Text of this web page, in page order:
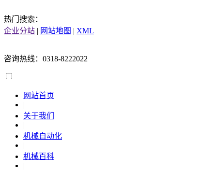
热门搜索：
企业分站 | 网站地图 | XML
咨询热线：0318-8222022
网站首页
|
关于我们
|
机械自动化
|
机械百科
|